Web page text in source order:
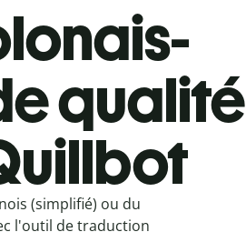
qualité
(simplifié) ou du
l'outil de traduction